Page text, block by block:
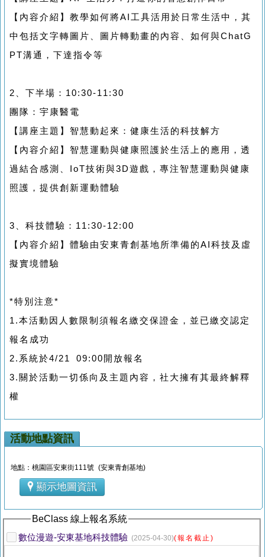
【內容介紹】教學如何將AI工具活用於日常生活中，其
中包括文字轉圖片、圖片轉動畫的內容、如何與ChatG
PT溝通，下達指令等
2、下半場：10:30-11:30
團隊：宇康醫電
【講座主題】智慧動起來：健康生活的科技解方
【內容介紹】智慧運動與健康照護於生活上的應用，透
過結合感測、IoT技術與3D遊戲，專注智慧運動與健康
照護，提供創新運動體驗
3、科技體驗：11:30-12:00
【內容介紹】體驗由安東青創基地所準備的AI科技及虛
擬實境體驗
*特別注意*
1.本活動因人數限制須報名繳交保證金，並已繳交認定
報名成功
2.系統於4/21 09:00開放報名
3.關於活動一切係向及主題內容，社大擁有其最終解釋
權
活動地點資訊
地點：桃園區安東街111號 (安東青創基地)
顯示地圖資訊
BeClass 線上報名系統
數位漫遊-安東基地科技體驗 (2025-04-30)(報名截止)